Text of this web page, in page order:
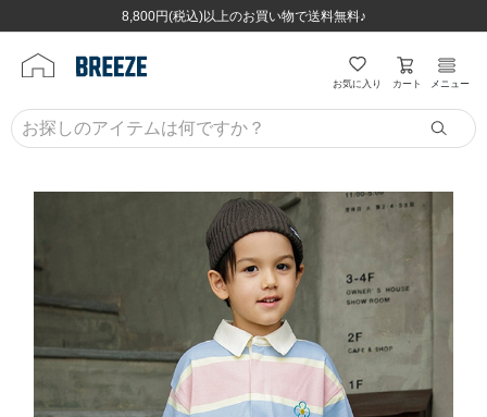
8,800円(税込)以上のお買い物で送料無料♪
ほぼ全品半額！！8/12(水)お昼12:59まで！！
8,800円(税込)以上のお買い物で送料無料♪
ほぼ全品半額！！8/12(水)お昼12:59まで！！
お気に入り カート メニュー